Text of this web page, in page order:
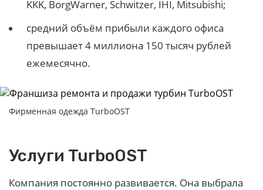
KKK, BorgWarner, Schwitzer, IHI, Mitsubishi;
средний объём прибыли каждого офиса
превышает 4 миллиона 150 тысяч рублей
ежемесячно.
Фирменная одежда TurboOST
Услуги TurboOST
Компания постоянно развивается. Она выбрала